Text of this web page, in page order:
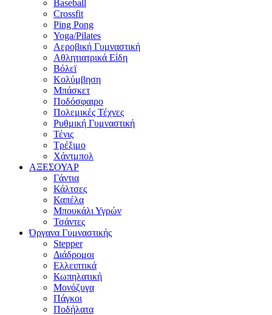
Baseball
Crossfit
Ping Pong
Yoga/Pilates
Αεροβική Γυμναστική
Αθλητιατρικά Είδη
Βόλεϊ
Κολύμβηση
Μπάσκετ
Ποδόσφαιρο
Πολεμικές Τέχνες
Ρυθμική Γυμναστική
Τένις
Τρέξιμο
Χάντμπολ
ΑΞΕΣΟΥΑΡ
Γάντια
Κάλτσες
Καπέλα
Μπουκάλι Υγρών
Τσάντες
Όργανα Γυμναστικής
Stepper
Διάδρομοι
Ελλειπτικά
Κωπηλατική
Μονόζυγα
Πάγκοι
Ποδήλατα